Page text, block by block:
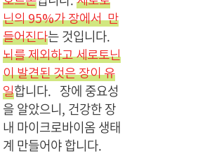
닌의 95%가 장에서 만
들어진다는 것입니다.
뇌를 제외하고 세로토닌
이 발견된 것은 장이 유
일합니다. 장에 중요성
을 알았으니, 건강한 장
내 마이크로바이옴 생태
계 만들어야 합니다.